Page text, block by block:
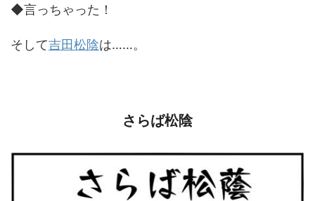
◆言っちゃった！
そして吉田松陰は……。
さらば松陰